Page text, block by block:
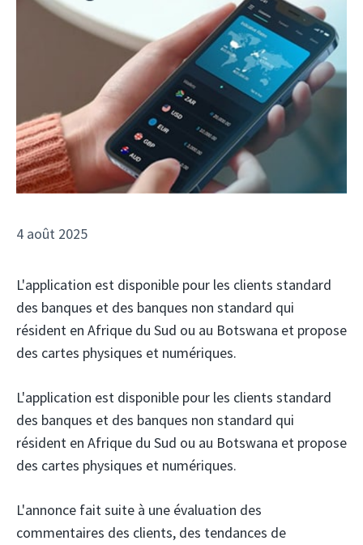
4 août 2025
L'application est disponible pour les clients standard
des banques et des banques non standard qui
résident en Afrique du Sud ou au Botswana et propose
des cartes physiques et numériques.
L'application est disponible pour les clients standard
des banques et des banques non standard qui
résident en Afrique du Sud ou au Botswana et propose
des cartes physiques et numériques.
L'annonce fait suite à une évaluation des
commentaires des clients, des tendances de